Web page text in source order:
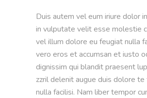
Duis autem vel eum iriure dolor
in vulputate velit esse molestie
vel illum dolore eu feugiat nulla
vero eros et accumsan et iusto
dignissim qui blandit praesent
zzril delenit augue duis dolore
nulla facilisi. Nam liber tempor